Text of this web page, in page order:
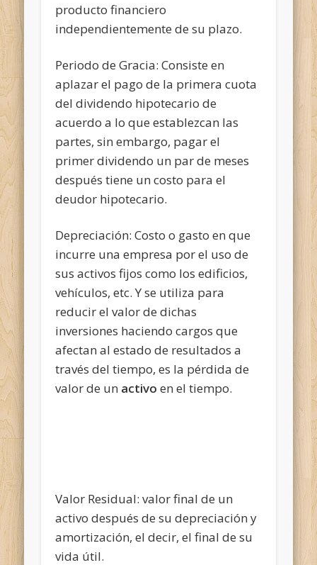
producto financiero
independientemente de su plazo.
Periodo de Gracia: Consiste en
aplazar el pago de la primera cuota
del dividendo hipotecario de
acuerdo a lo que establezcan las
partes, sin embargo, pagar el
primer dividendo un par de meses
después tiene un costo para el
deudor hipotecario.
Depreciación: Costo o gasto en que
incurre una empresa por el uso de
sus activos fijos como los edificios,
vehículos, etc. Y se utiliza para
reducir el valor de dichas
inversiones haciendo cargos que
afectan al estado de resultados a
través del tiempo, es la pérdida de
valor de un activo en el tiempo.
Valor Residual: valor final de un
activo después de su depreciación y
amortización, el decir, el final de su
vida útil.